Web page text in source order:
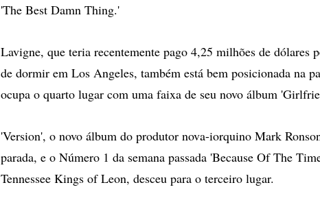
'The Best Damn Thing.'
Lavigne, que teria recentemente pago 4,25 milhões de dólares
de dormir em Los Angeles, também está bem posicionada na
ocupa o quarto lugar com uma faixa de seu novo álbum
'Version', o novo álbum do produtor nova-iorquino Mark
parada, e o Número 1 da semana passada 'Because Of The
Tennessee Kings of Leon, desceu para o terceiro lugar.